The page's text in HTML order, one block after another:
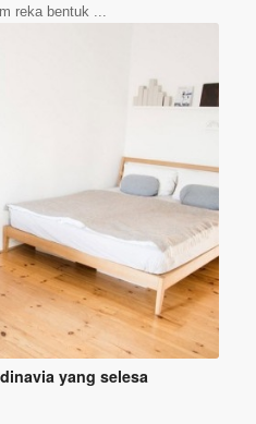
reka bentuk ...
yang selesa